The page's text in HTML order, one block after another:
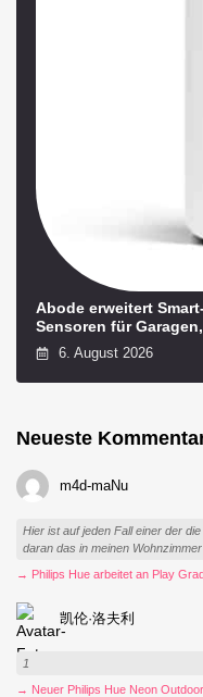
Abode erweitert
Sensoren für
6. August 2026
Neueste
m4d-maNu
Hier ist auf jeden Fall einer der
daran das in meinen
→ Philips Hue arbeitet an Play
凯伦·洛夫利
1
→ Neuer Philips Hue Neon